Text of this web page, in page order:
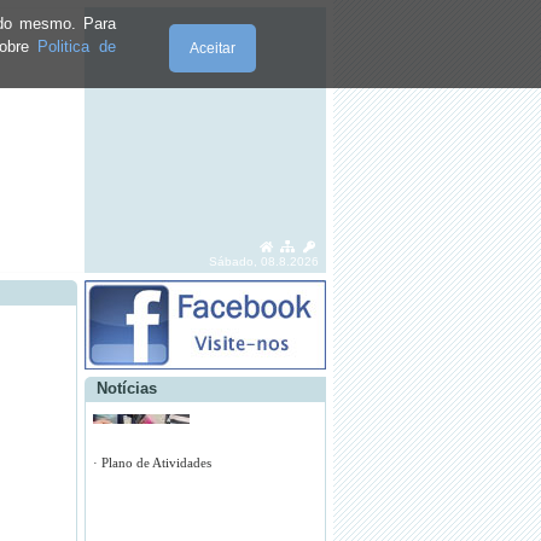
mesmo. Para
Politica de Aceitar
Sábado, 08.8.2026
Notícias
CURSO PROFISSSIONAL DE
·FESTAS EM HONRA DE SANTA
CATARINA